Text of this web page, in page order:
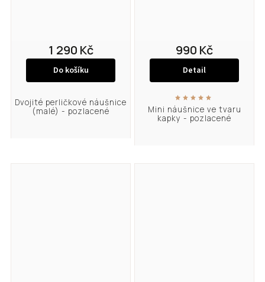
Dvojité perličkové náušnice
(malé) - pozlacené
1 290 Kč
Do košíku
Mini náušnice ve tvaru
kapky - pozlacené
990 Kč
Detail